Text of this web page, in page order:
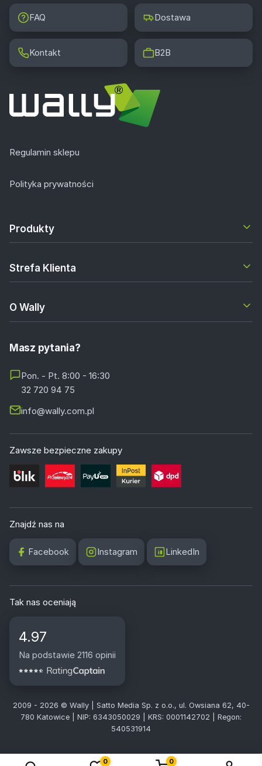
FAQ Dostawa
Kontakt B2B
Regulamin sklepu
Polityka prywatności
Produkty
Strefa Klienta
O Wally
Masz pytania?
Pon. - Pt. 8:00 - 16:30
32 720 94 75
info@wally.com.pl
Zawsze bezpieczne zakupy
Znajdź nas na
Facebook Instagram LinkedIn
Tak nas oceniają
4.97
Na podstawie 2116 opinii
2009 - 2026 © Wally | Satto Media Sp. z o.o., ul. Owsiana 62, 40-
780 Katowice | NIP: 6343050029 | KRS: 0001142702 | Regon:
540531914
0 0